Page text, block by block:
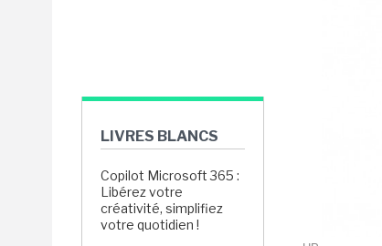
LIVRES BLANCS
Copilot Microsoft 365 :
Libérez votre
créativité, simplifiez
votre quotidien !